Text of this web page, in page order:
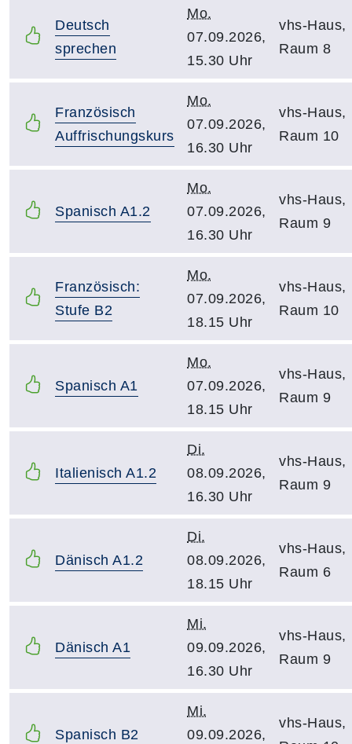
Deutsch
sprechen
Mo.
07.09.2026,
15.30 Uhr
vhs-Haus,
Raum 8
Französisch
Auffrischungskurs
Mo.
07.09.2026,
16.30 Uhr
vhs-Haus,
Raum 10
Spanisch A1.2
Mo.
07.09.2026,
16.30 Uhr
vhs-Haus,
Raum 9
Französisch:
Stufe B2
Mo.
07.09.2026,
18.15 Uhr
vhs-Haus,
Raum 10
Spanisch A1
Mo.
07.09.2026,
18.15 Uhr
vhs-Haus,
Raum 9
Italienisch A1.2
Di.
08.09.2026,
16.30 Uhr
vhs-Haus,
Raum 9
Dänisch A1.2
Di.
08.09.2026,
18.15 Uhr
vhs-Haus,
Raum 6
Dänisch A1
Mi.
09.09.2026,
16.30 Uhr
vhs-Haus,
Raum 9
Spanisch B2
Mi.
09.09.2026,
vhs-Haus,